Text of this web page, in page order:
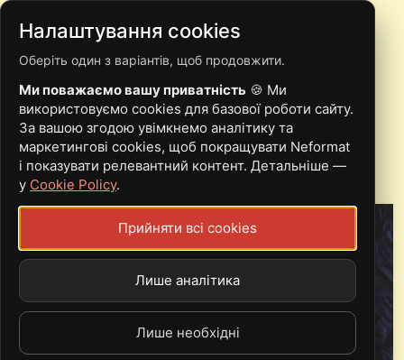
FAINE MISTO 2026: 15
ГУРТІВ, НА ЯКІ ВАРТО
ЗВЕРНУТИ УВАГУ
Налаштування cookies
Оберіть один з варіантів, щоб продовжити.
Ми поважаємо вашу приватність 🍪 Ми
використовуємо cookies для базової роботи сайту.
За вашою згодою увімкнемо аналітику та
маркетингові cookies, щоб покращувати Neformat
і показувати релевантний контент. Детальніше —
у Cookie Policy.
Прийняти всі cookies
Лише аналітика
Лише необхідні